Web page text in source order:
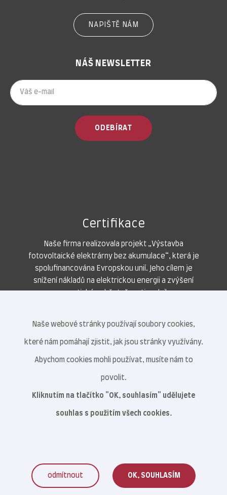
NAPIŠTĚ NÁM
NÁŠ NEWSLETTER
ODEBÍRAT
Certifikace
Naše firma realizovala projekt „Výstavba
fotovoltaické elektrárny bez akumulace“, která je
spolufinancována Evropskou unií. Jeho cílem je
snížení nákladů na elektrickou energii a zvýšení
Veterinární centrum s.r.o. © 2021–2026
Naše webové stránky používají soubory cookies,
které nám pomáhají zjistit, jak jsou stránky využívány.
Abychom cookies mohli používat, musíte nám to
povolit.
Kliknutím na tlačítko "OK, souhlasím" udělujete
souhlas s použitím všech cookies.
odmítnout OK, SOUHLASÍM